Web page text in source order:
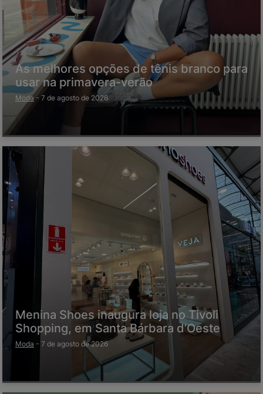
As melhores opções de tênis branco para
usar na primavera-verão
Moda - 7 de agosto de 2026
Menina Shoes inaugura loja no Tivoli
Shopping, em Santa Bárbara d’Oeste
Moda - 7 de agosto de 2026